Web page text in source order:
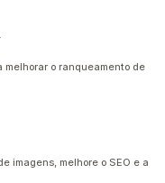
melhorar o ranqueamento de
imagens, melhore o SEO e a